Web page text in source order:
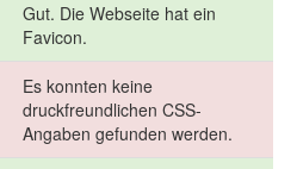
Gut. Die Webseite hat ein
Favicon.
Es konnten keine
druckfreundlichen CSS-
Angaben gefunden werden.